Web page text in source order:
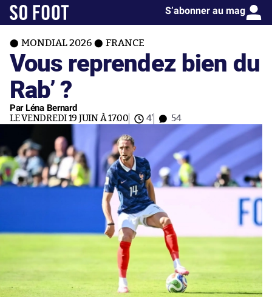
S’abonner au mag
MONDIAL 2026 FRANCE
Vous reprendez bien du
Rab’ ?
Par Léna Bernard
LE VENDREDI 19 JUIN À 17:00 4' 54